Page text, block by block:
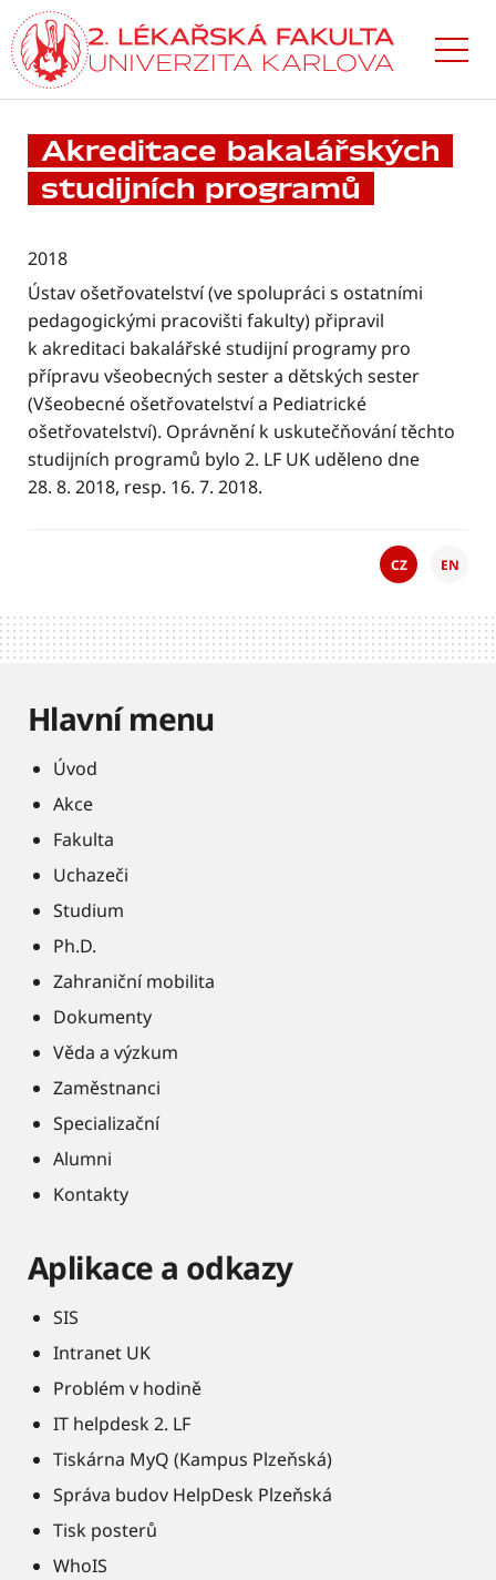
Přejít
k hlavnímu
obsahu
Akreditace bakalářských
studijních programů
2018
Ústav ošetřovatelství (ve spolupráci s ostatními
pedagogickými pracovišti fakulty) připravil
k akreditaci bakalářské studijní programy pro
přípravu všeobecných sester a dětských sester
(Všeobecné ošetřovatelství a Pediatrické
ošetřovatelství). Oprávnění k uskutečňování těchto
studijních programů bylo 2. LF UK uděleno dne
28. 8. 2018, resp. 16. 7. 2018.
CZ EN
Hlavní menu
Úvod
Akce
Fakulta
Uchazeči
Studium
Ph.D.
Zahraniční mobilita
Dokumenty
Věda a výzkum
Zaměstnanci
Specializační
Alumni
Kontakty
Aplikace a odkazy
SIS
Intranet UK
Problém v hodině
IT helpdesk 2. LF
Tiskárna MyQ (Kampus Plzeňská)
Správa budov HelpDesk Plzeňská
Tisk posterů
WhoIS